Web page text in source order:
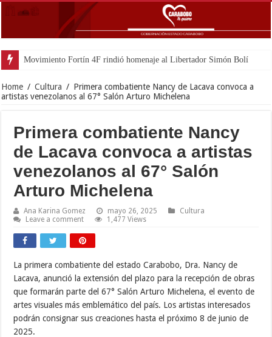
Home / Cultura / Primera combatiente Nancy de Lacava convoca a
artistas venezolanos al 67° Salón Arturo Michelena
Primera combatiente Nancy
de Lacava convoca a artistas
venezolanos al 67° Salón
Arturo Michelena
Ana Karina Gomez mayo 26, 2025
Cultura
Leave a comment
1,477 Views
La primera combatiente del estado Carabobo, Dra. Nancy de
Lacava, anunció la extensión del plazo para la recepción de obras
que formarán parte del 67° Salón Arturo Michelena, el evento de
artes visuales más emblemático del país. Los artistas interesados
podrán consignar sus creaciones hasta el próximo 8 de junio de
2025.